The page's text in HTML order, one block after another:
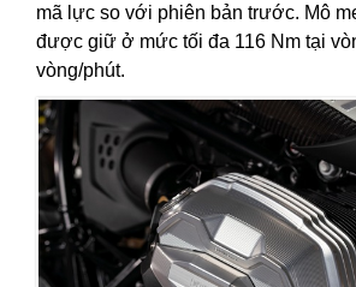
mã lực so với phiên bản trước. Mô
được giữ ở mức tối đa 116 Nm tại
vòng/phút.